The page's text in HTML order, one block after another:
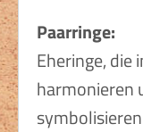
Paarringe:
Eheringe, die
harmonieren